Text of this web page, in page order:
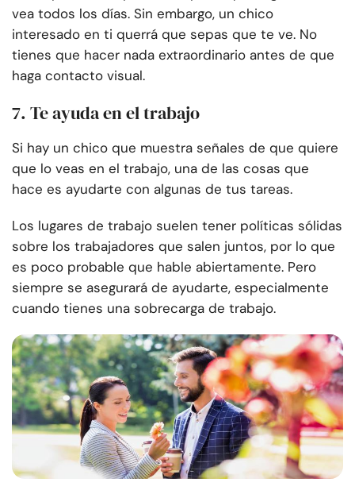
vea todos los días. Sin embargo, un chico
interesado en ti querrá que sepas que te ve. No
tienes que hacer nada extraordinario antes de que
haga contacto visual.
7. Te ayuda en el trabajo
Si hay un chico que muestra señales de que quiere
que lo veas en el trabajo, una de las cosas que
hace es ayudarte con algunas de tus tareas.
Los lugares de trabajo suelen tener políticas sólidas
sobre los trabajadores que salen juntos, por lo que
es poco probable que hable abiertamente. Pero
siempre se asegurará de ayudarte, especialmente
cuando tienes una sobrecarga de trabajo.